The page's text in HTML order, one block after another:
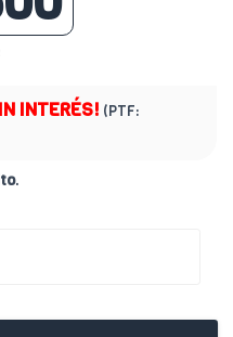
INTERÉS! (PTF:
.